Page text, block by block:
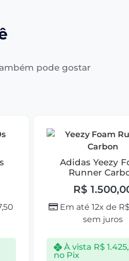
pode gostar
Adidas Yeezy
Runner
R$
Em até 12x de R$
sem juros
À vista R$
no Pix